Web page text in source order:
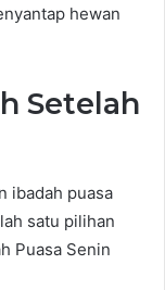
hewan
Setelah
ibadah puasa
satu pilihan
Puasa Senin